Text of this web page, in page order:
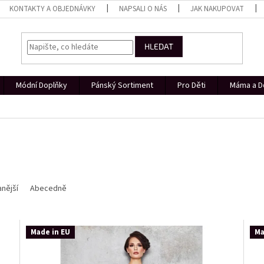
KONTAKTY A OBJEDNÁVKY NAPSALI O NÁS JAK NAKUPOVAT
HLEDAT
Módní Doplňky Pánský Sortiment Pro Děti Máma a
Abecedně
Made in EU